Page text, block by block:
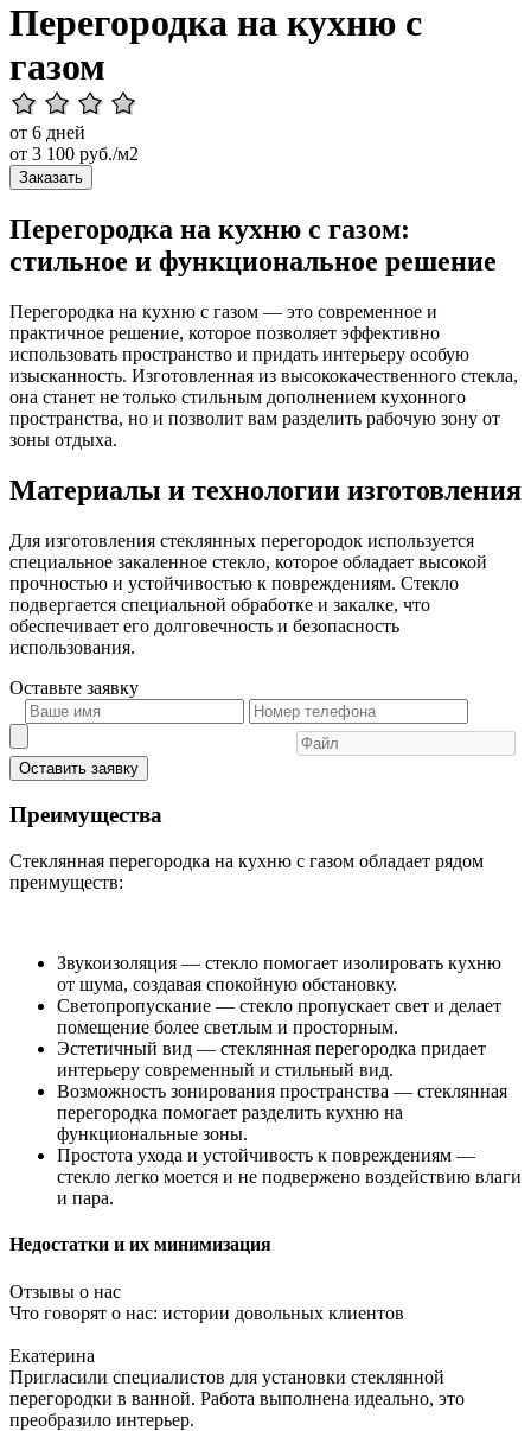
Перегородка на кухню с
газом
от 6 дней
от 3 100 руб./м2
Заказать
Перегородка на кухню с газом:
стильное и функциональное решение
Перегородка на кухню с газом — это современное и
практичное решение, которое позволяет эффективно
использовать пространство и придать интерьеру особую
изысканность. Изготовленная из высококачественного стекла,
она станет не только стильным дополнением кухонного
пространства, но и позволит вам разделить рабочую зону от
зоны отдыха.
Материалы и технологии изготовления
Для изготовления стеклянных перегородок используется
специальное закаленное стекло, которое обладает высокой
прочностью и устойчивостью к повреждениям. Стекло
подвергается специальной обработке и закалке, что
обеспечивает его долговечность и безопасность
использования.
Оставьте заявку
Оставить заявку
Преимущества
Стеклянная перегородка на кухню с газом обладает рядом
преимуществ:
Звукоизоляция — стекло помогает изолировать кухню
от шума, создавая спокойную обстановку.
Светопропускание — стекло пропускает свет и делает
помещение более светлым и просторным.
Эстетичный вид — стеклянная перегородка придает
интерьеру современный и стильный вид.
Возможность зонирования пространства — стеклянная
перегородка помогает разделить кухню на
функциональные зоны.
Простота ухода и устойчивость к повреждениям —
стекло легко моется и не подвержено воздействию влаги
и пара.
Недостатки и их минимизация
Отзывы о нас
Что говорят о нас: истории довольных клиентов
Екатерина
Пригласили специалистов для установки стеклянной
перегородки в ванной. Работа выполнена идеально, это
преобразило интерьер.